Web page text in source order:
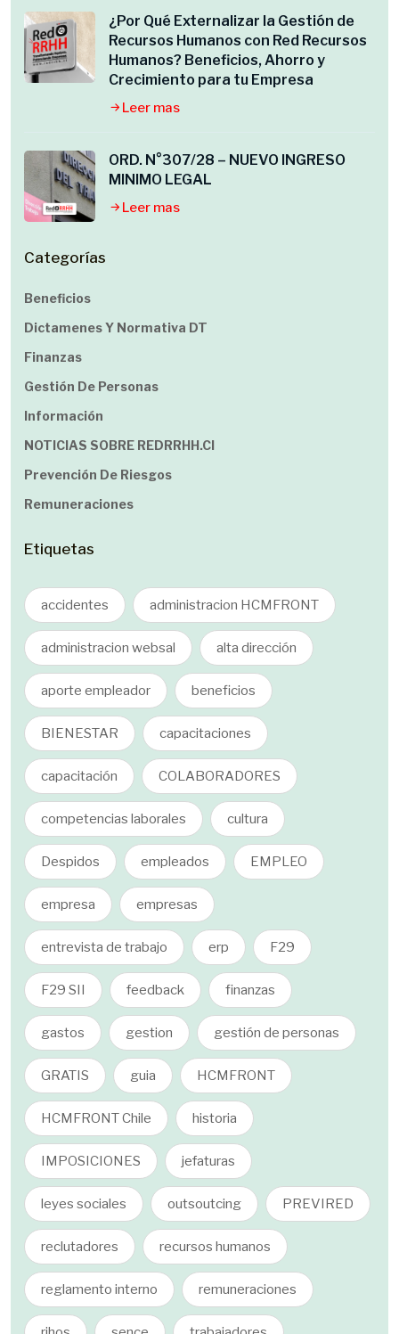
¿Por Qué Externalizar la Gestión de
Recursos Humanos con Red Recursos
Humanos? Beneficios, Ahorro y
Crecimiento para tu Empresa
Leer mas
ORD. N°307/28 – NUEVO INGRESO
MINIMO LEGAL
Leer mas
Categorías
Beneficios
Dictamenes Y Normativa DT
Finanzas
Gestión De Personas
Información
NOTICIAS SOBRE REDRRHH.cl
Prevención De Riesgos
Remuneraciones
Etiquetas
accidentes administracion HCMFRONT
administracion websal alta dirección
aporte empleador beneficios
BIENESTAR capacitaciones
capacitación COLABORADORES
competencias laborales cultura
Despidos empleados EMPLEO
empresa empresas
entrevista de trabajo erp F29
F29 SII feedback finanzas
gastos gestion gestión de personas
GRATIS guia HCMFRONT
HCMFRONT Chile historia
IMPOSICIONES jefaturas
leyes sociales outsoutcing PREVIRED
reclutadores recursos humanos
reglamento interno remuneraciones